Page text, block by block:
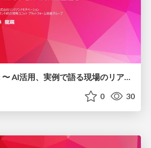
築地 Tech Night 〜 AI活用、実例で語る現場のリアル 〜/ai-efficiency-human-productivity_link-and-motivation
0 30